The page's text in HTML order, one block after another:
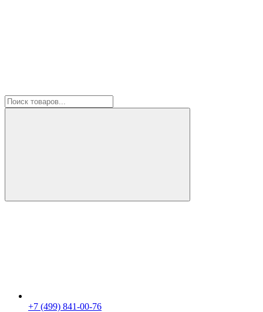
+7 (499) 841-00-76